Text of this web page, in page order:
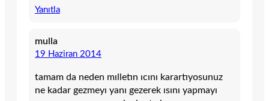
Yanıtla
mulla
19 Haziran 2014
tamam da neden mılletın ıcını karartıyosunuz
ne kadar gezmeyı yanı gezerek ısını yapmayı